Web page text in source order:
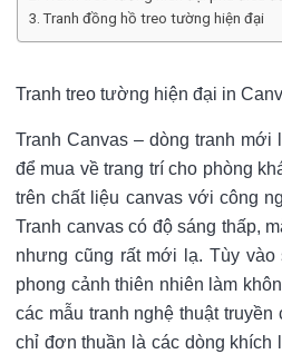
Tranh đồng hồ treo tường hiện đại
Tranh treo tường hiện đại in
Tranh Canvas – dòng tranh mới
để mua về trang trí cho phòng
trên chất liệu canvas với công
Tranh canvas có độ sáng thấp,
nhưng cũng rất mới lạ. Tùy
phong cảnh thiên nhiên làm
các mẫu tranh nghệ thuật
chỉ đơn thuần là các dòng khích